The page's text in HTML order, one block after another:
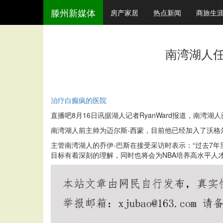
滕州新媒体 房产家居 热点新闻 商旅生
南湾湖人
治疗白癫疯的医院
直播吧8月16日讯据湖人记者RyanWard报道，南湾湖
南湾湖人前主帅为迈尔斯-西蒙，目前他已经加入了沃
主管南湾湖人的乔伊-巴斯在接受采访时表示：“过去7
目标有着深刻的理解，同时也将会为NBA培养高水平人